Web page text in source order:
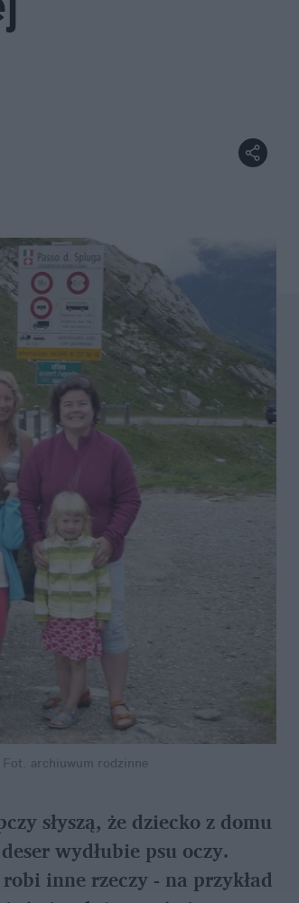
Fot. archiuwum rodzinne
słyszą, że dziecko z domu
wydłubie psu oczy.
inne rzeczy - na przykład